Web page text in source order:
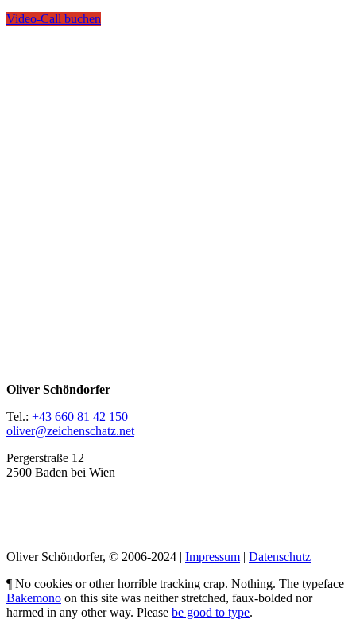
Video-Call buchen
Oliver Schöndorfer
Tel.: +43 660 81 42 150
oliver@zeichenschatz.net
Pergerstraße 12
2500 Baden bei Wien
Oliver Schöndorfer, © 2006-2024 | Impressum | Datenschutz
¶ No cookies or other horrible tracking crap. Nothing. The typeface
Bakemono on this site was neither stretched, faux-bolded nor
harmed in any other way. Please be good to type.